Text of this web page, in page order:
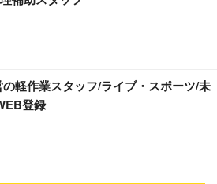
軽作業スタッフ/ライブ・スポーツ/未
登録